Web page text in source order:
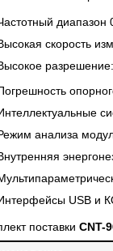
KEYSIGHT
СЕРИИ UXR
скорость
анализа
USB и
поставки CNT-